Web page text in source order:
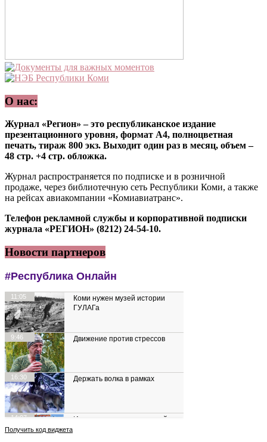
О нас:
Журнал «Регион» – это республиканское издание
презентационного уровня, формат А4, полноцветная
печать, тираж 800 экз. Выходит один раз в месяц, объем –
48 стр. +4 стр. обложка.
Журнал распространяется по подписке и в розничной
продаже, через библиотечную сеть Республики Коми, а также
на рейсах авиакомпании «Комиавиатранс».
Телефон рекламной службы и корпоративной подписки
журнала «РЕГИОН» (8212) 24-54-10.
Новости партнеров